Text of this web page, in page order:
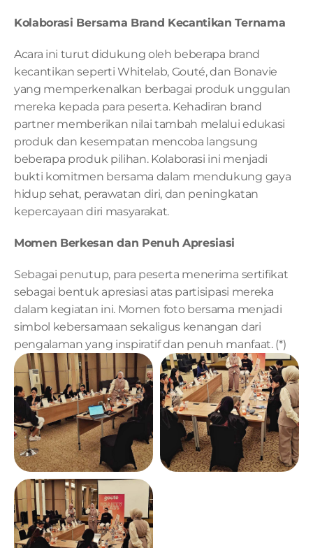
Kolaborasi Bersama Brand Kecantikan Ternama
Acara ini turut didukung oleh beberapa brand
kecantikan seperti Whitelab, Gouté, dan Bonavie
yang memperkenalkan berbagai produk unggulan
mereka kepada para peserta. Kehadiran brand
partner memberikan nilai tambah melalui edukasi
produk dan kesempatan mencoba langsung
beberapa produk pilihan. Kolaborasi ini menjadi
bukti komitmen bersama dalam mendukung gaya
hidup sehat, perawatan diri, dan peningkatan
kepercayaan diri masyarakat.
Momen Berkesan dan Penuh Apresiasi
Sebagai penutup, para peserta menerima sertifikat
sebagai bentuk apresiasi atas partisipasi mereka
dalam kegiatan ini. Momen foto bersama menjadi
simbol kebersamaan sekaligus kenangan dari
pengalaman yang inspiratif dan penuh manfaat. (*)